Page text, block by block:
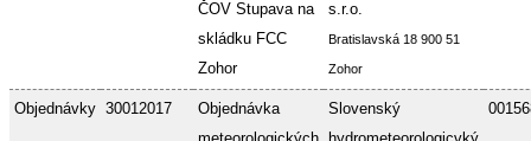
ČOV Stupava na
skládku FCC
Zohor
s.r.o.
Bratislavská 18 900 51
Zohor
Objednávky 30012017
Objednávka
Slovenský